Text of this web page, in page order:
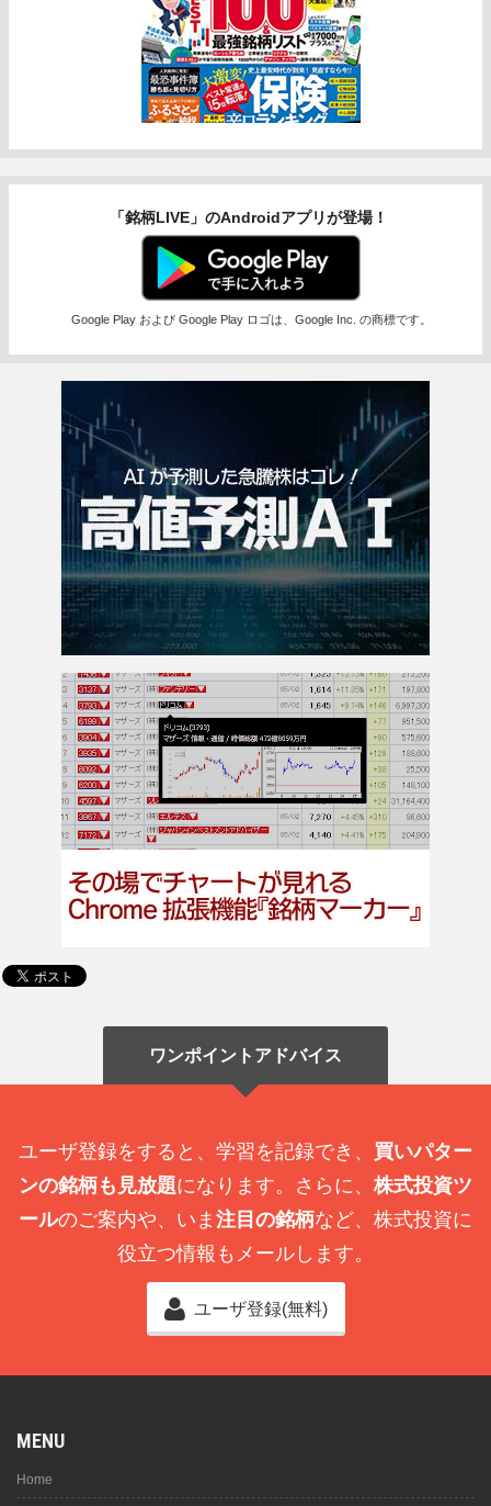
「銘柄LIVE」のAndroidアプリが登場！
Google Play および Google Play ロゴは、Google Inc. の商標です。
ワンポイントアドバイス
ユーザ登録をすると、学習を記録でき、 買いパター
ンの銘柄も見放題になります。さらに、 株式投資ツ
ールのご案内や、いま 注目の銘柄など、株式投資に
役立つ情報もメールします。
ユーザ登録(無料)
MENU
Home